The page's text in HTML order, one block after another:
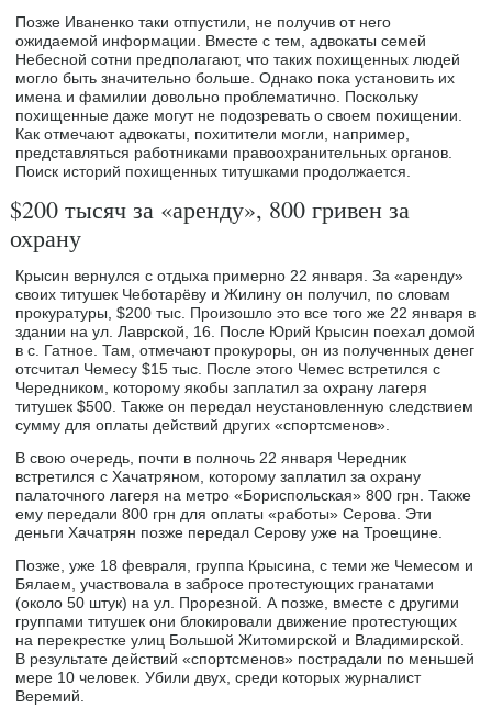
Позже Иваненко таки отпустили, не получив от него
ожидаемой информации. Вместе с тем, адвокаты семей
Небесной сотни предполагают, что таких похищенных людей
могло быть значительно больше. Однако пока установить их
имена и фамилии довольно проблематично. Поскольку
похищенные даже могут не подозревать о своем похищении.
Как отмечают адвокаты, похитители могли, например,
представляться работниками правоохранительных органов.
Поиск историй похищенных титушками продолжается.
$200 тысяч за «аренду», 800 гривен за
охрану
Крысин вернулся с отдыха примерно 22 января. За «аренду»
своих титушек Чеботарёву и Жилину он получил, по словам
прокуратуры, $200 тыс. Произошло это все того же 22 января в
здании на ул. Лаврской, 16. После Юрий Крысин поехал домой
в с. Гатное. Там, отмечают прокуроры, он из полученных денег
отсчитал Чемесу $15 тыс. После этого Чемес встретился с
Чередником, которому якобы заплатил за охрану лагеря
титушек $500. Также он передал неустановленную следствием
сумму для оплаты действий других «спортсменов».
В свою очередь, почти в полночь 22 января Чередник
встретился с Хачатряном, которому заплатил за охрану
палаточного лагеря на метро «Бориспольская» 800 грн. Также
ему передали 800 грн для оплаты «работы» Серова. Эти
деньги Хачатрян позже передал Серову уже на Троещине.
Позже, уже 18 февраля, группа Крысина, с теми же Чемесом и
Бялаем, участвовала в забросе протестующих гранатами
(около 50 штук) на ул. Прорезной. А позже, вместе с другими
группами титушек они блокировали движение протестующих
на перекрестке улиц Большой Житомирской и Владимирской.
В результате действий «спортсменов» пострадали по меньшей
мере 10 человек. Убили двух, среди которых журналист
Веремий.